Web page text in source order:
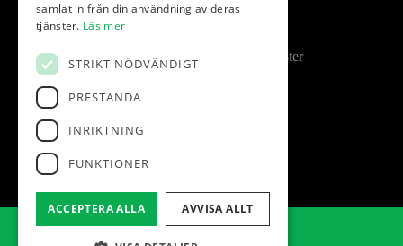
Kontakt
Kungsgården 4, 432 96 Åskloster
0340-62 60 19
© Klosterfjordens Golfklubb
samlat in från din användning av deras
tjänster. Läs mer
STRIKT NÖDVÄNDIGT
PRESTANDA
INRIKTNING
FUNKTIONER
ACCEPTERA ALLA AVVISA ALLT